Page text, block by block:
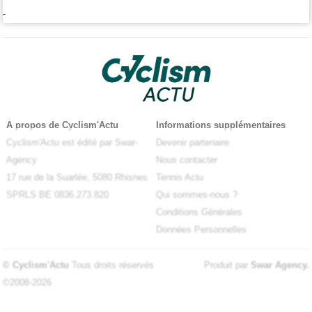
-
A propos de Cyclism'Actu
Cyclism'Actu est édité par Swar-
Agency
17 rue de la Suarlée, 5080 Rhisnes
SPRLS BE 0836.273.820
Informations supplémentaires
Devenir partenaire
Nous contacter
Tennis Actu
Qui sommes-nous ?
Conditions Générales
Données Personnelles
© Cyclism'Actu Tous droits réservés
©2008-2026
Produit par Swar Agency.